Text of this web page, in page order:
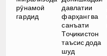
рӯнамоӣ
гардид
давлатии
фарҳанг ва
санъати
Тоҷикистон
таъсис дода
шуд